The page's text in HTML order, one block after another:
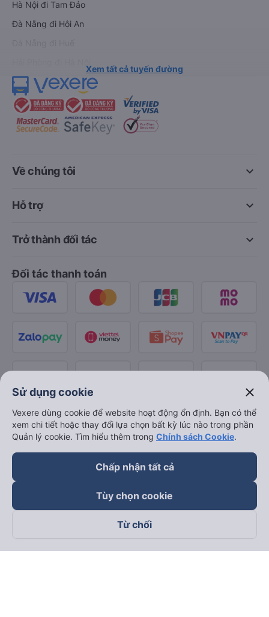
Hà Nội đi Tam Đảo
Đà Nẵng đi Hội An
Xem tất cả tuyến đường
keyboard_arrow_down
Về chúng tôi
keyboard_arrow_down
Hỗ trợ
keyboard_arrow_down
Trở thành đối tác
Đối tác thanh toán
Theo dõi chúng tôi trên
Sử dụng cookie close
Vexere dùng cookie để website hoạt động ổn định. Bạn có thể
xem chi tiết hoặc thay đổi lựa chọn bất kỳ lúc nào trong phần
Quản lý cookie. Tìm hiểu thêm trong Chính sách Cookie.
Chấp nhận tất cả
Tùy chọn cookie
Từ chối